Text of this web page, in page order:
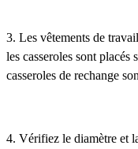
3. Les vêtements de
les casseroles sont
casseroles de rechange
4. Vérifiez le diamètre et